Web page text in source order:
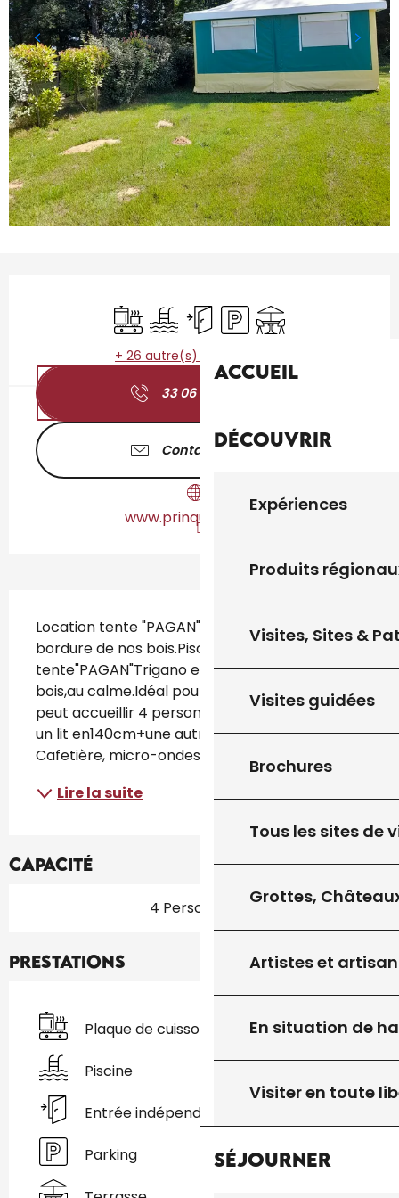
Accueil
Découvrir
Expériences
Produits
Visites, Sites &
Visites guidées
Brochures
Tous les sites de
Grottes,
Artistes et
En situation de
Visiter en toute
Séjourner
Plaque de cuisson
PiscineEntrée indépendante
ParkingTerrasse
+ 26 autre(s) prestation(s)
33 06 31 20 23
Contactez-nous
www.prinquieres.com
Location tente "PAGAN"Trigano,au calme en
bordure de nos bois.Piscine. Location
tente"PAGAN"Trigano en bordure de nos
bois,au calme.Idéal pour se reposer.Le PAGAN
peut accueillir 4 personnes.une chambre avec
un lit en140cm+une autre avec 2 lits en 90 cm.
Cafetière, micro-ondes, grille pain, 2...
Lire la suite
Capacité
4 Personne(s)
Prestations
Plaque de cuisson
Piscine
Entrée indépendante
Parking